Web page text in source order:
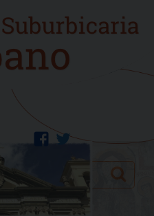
twitter
facebook
Search